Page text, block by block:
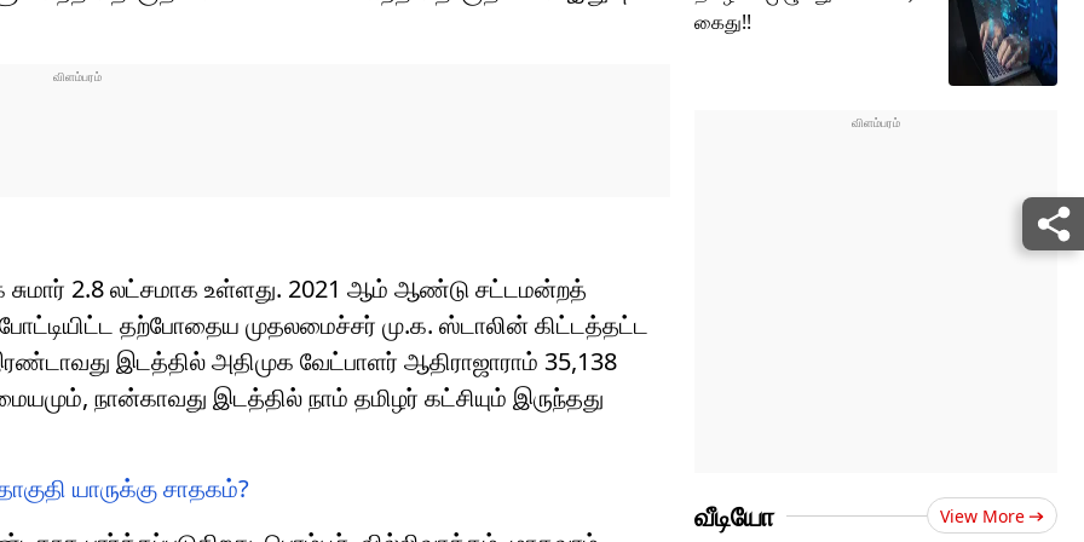
2.8 லட்சமாக உள்ளது. 2021 ஆம் ஆண்டு சட்டமன்றத்
தற்போதைய முதலமைச்சர் மு.க. ஸ்டாலின் கிட்டத்தட்ட
இடத்தில் அதிமுக வேட்பாளர் ஆதிராஜாராம் 35,138
நான்காவது இடத்தில் நாம் தமிழர் கட்சியும் இருந்தது
யாருக்கு சாதகம்?
கைது!!
வீடியோ View More